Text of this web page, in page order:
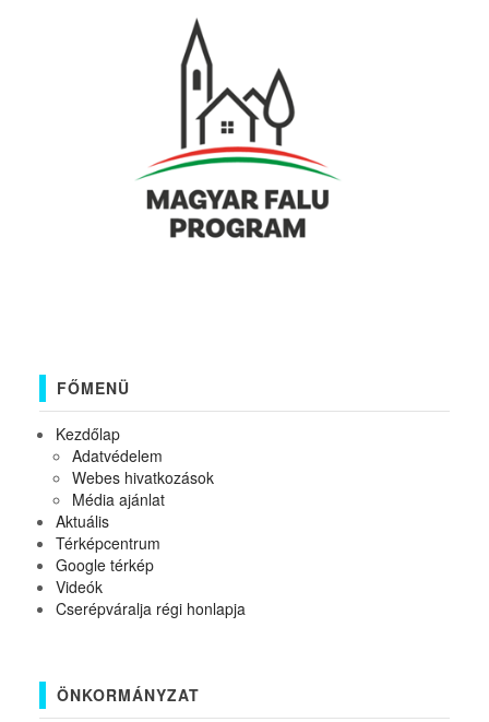
FŐMENÜ
Kezdőlap
Adatvédelem
Webes hivatkozások
Média ajánlat
Aktuális
Térképcentrum
Google térkép
Videók
Cserépváralja régi honlapja
ÖNKORMÁNYZAT